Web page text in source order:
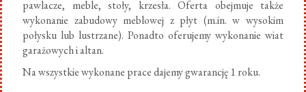
pawlacze, meble, stoły, krzesła. Oferta obejmuje także
wykonanie zabudowy meblowej z płyt (m.in. w wysokim
połysku lub lustrzane). Ponadto oferujemy wykonanie wiat
garażowych i altan.
Na wszystkie wykonane prace dajemy gwarancję 1 roku.